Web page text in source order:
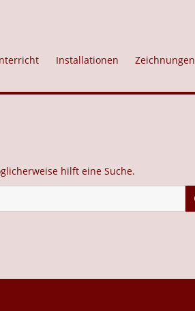
Installationen Zeichnungen
hilft eine Suche.